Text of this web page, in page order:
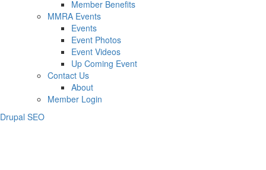
Member Benefits
MMRA Events
Events
Event Photos
Event Videos
Up Coming Event
Contact Us
About
Member Login
Drupal SEO